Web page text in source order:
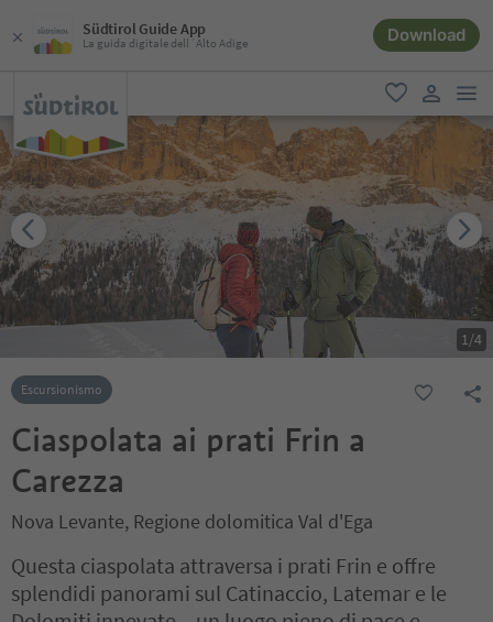
Südtirol Guide App
La guida digitale dell´Alto Adige Download
favoriti
user link
1/4
Escursionismo
Ciaspolata ai prati Frin a
Carezza
Nova Levante, Regione dolomitica Val d'Ega
Questa ciaspolata attraversa i prati Frin e offre
splendidi panorami sul Catinaccio, Latemar e le